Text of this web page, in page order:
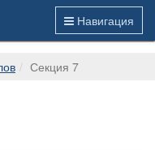
Навигация
Секция 7